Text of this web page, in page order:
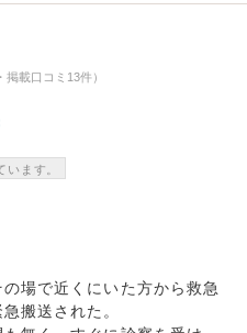
載口コミ13件）
ます。
場で近くにいた方から救急
搬送された。